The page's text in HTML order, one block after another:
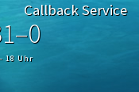
Callback Service
18 Uhr